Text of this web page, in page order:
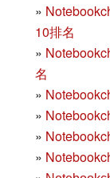
»
10排名
»
名
»
»
»
»